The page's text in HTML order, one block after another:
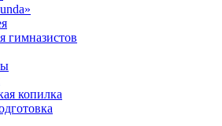
гимназистов
копилка